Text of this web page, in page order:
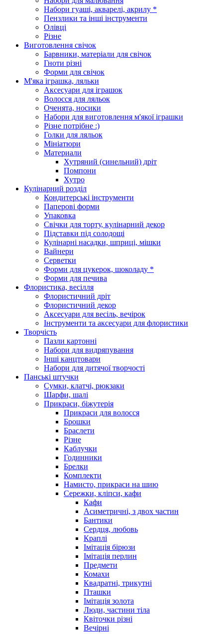
Набори гуаші, акварелі, акрилу *
Пензлики та інші інструменти
Олівці
Різне
Виготовлення свічок
Барвники, матеріали для свічок
Гноти різні
Форми для свічок
М'яка іграшка, ляльки
Аксесуари для іграшок
Волосся для ляльок
Оченята, носики
Набори для виготовлення м'якої іграшки
Різне потрібне :)
Голки для ляльок
Мініатюри
Материали
Хутряний (синельний) дріт
Помпони
Хутро
Кулінарний розділ
Кондитерські інструменти
Паперові форми
Упаковка
Свічки для торту, кулінарний декор
Підставки під солодощі
Кулінарні насадки, шприці, мішки
Вайнери
Серветки
Форми для цукерок, шоколаду *
Форми для печива
Флористика, весілля
Флористичний дріт
Флористичний декор
Аксесуари для весіль, вечірок
Інструменти та аксесуари для флористики
Творчість
Пазли картонні
Набори для видряпування
Інші канцтовари
Набори для дитячої творчості
Панські штучки
Сумки, клатчі, рюкзаки
Шарфи, шалі
Прикраси, біжутерія
Прикраси для волосся
Брошки
Браслети
Різне
Каблучки
Годинники
Брелки
Комплекти
Намисто, прикраси на шию
Сережки, кліпси, кафи
Кафи
Асиметричні, з двох частин
Бантики
Сердця, любовь
Краплі
Імітація бірюзи
Імітація перлин
Предмети
Комахи
Квадратні, трикутні
Пташки
Імітація золота
Люди, частини тіла
Квіточки різні
Вечірні